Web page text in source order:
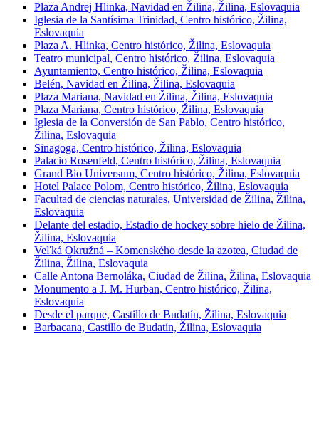
Plaza Andrej Hlinka, Navidad en Žilina, Žilina, Eslovaquia
Iglesia de la Santísima Trinidad, Centro histórico, Žilina,
Eslovaquia
Plaza A. Hlinka, Centro histórico, Žilina, Eslovaquia
Teatro municipal, Centro histórico, Žilina, Eslovaquia
Ayuntamiento, Centro histórico, Žilina, Eslovaquia
Belén, Navidad en Žilina, Žilina, Eslovaquia
Plaza Mariana, Navidad en Žilina, Žilina, Eslovaquia
Plaza Mariana, Centro histórico, Žilina, Eslovaquia
Iglesia de la Conversión de San Pablo, Centro histórico,
Žilina, Eslovaquia
Sinagoga, Centro histórico, Žilina, Eslovaquia
Palacio Rosenfeld, Centro histórico, Žilina, Eslovaquia
Grand Bio Universum, Centro histórico, Žilina, Eslovaquia
Hotel Palace Polom, Centro histórico, Žilina, Eslovaquia
Facultad de ciencias naturales, Universidad de Žilina, Žilina,
Eslovaquia
Delante del estadio, Estadio de hockey sobre hielo de Žilina,
Žilina, Eslovaquia
Veľká Okružná – Komenského desde la azotea, Ciudad de
Žilina, Žilina, Eslovaquia
Calle Antona Bernoláka, Ciudad de Žilina, Žilina, Eslovaquia
Monumento a J. M. Hurban, Centro histórico, Žilina,
Eslovaquia
Desde el parque, Castillo de Budatín, Žilina, Eslovaquia
Barbacana, Castillo de Budatín, Žilina, Eslovaquia